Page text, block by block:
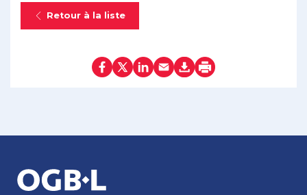
Retour à la liste